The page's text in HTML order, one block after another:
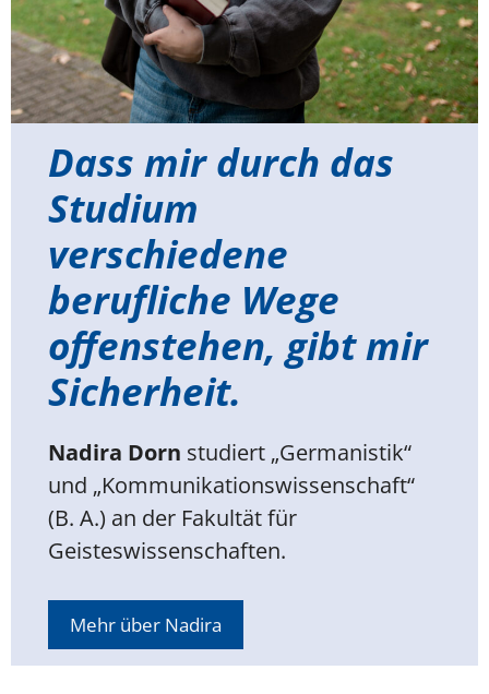
Dass mir durch das
Studium
verschiedene
berufliche Wege
offenstehen, gibt mir
Sicherheit.
Nadira Dorn studiert „Germanistik“
und „Kommunikationswissenschaft“
(B. A.) an der Fakultät für
Geisteswissenschaften.
Mehr über Nadira